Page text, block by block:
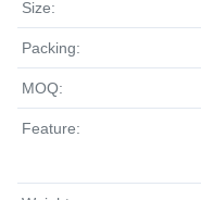
Size:
Packing:
MOQ:
Feature: